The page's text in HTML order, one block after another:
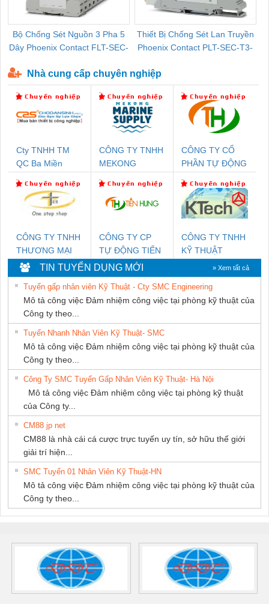
Bộ Chống Sét Nguồn 3 Pha 5
Dây Phoenix Contact FLT-SEC-
Thiết Bị Chống Sét Lan Truyền
Phoenix Contact PLT-SEC-T3-
Nhà cung cấp chuyên nghiệp
Cty TNHH TM
QC Ba Miền
CÔNG TY TNHH
MEKONG
SUPPLY
CÔNG TY CỔ
PHẦN TỰ ĐỘNG
CÔNG TY TNHH
THƯƠNG MẠI
THIÊN ÂN VIỆT
NAM
CÔNG TY CP
TỰ ĐỘNG TIẾN
HƯNG
CÔNG TY TNHH
KỸ THUẬT
KTECH VIỆT
NAM
TIN TUYỂN DỤNG MỚI » Xem tất cả
Tuyển gấp nhân viên Kỹ Thuật - Cty SMC Engineering
Mô tả công việc Đảm nhiệm công việc tại phòng kỹ thuật của
Công ty theo...
Tuyển Nhanh Nhân Viên Kỹ Thuật- SMC
Mô tả công việc Đảm nhiệm công việc tại phòng kỹ thuật của
Công ty theo...
Công Ty SMC Tuyển Gấp Nhân Viên Kỹ Thuật- Hà Nội
Mô tả công việc Đảm nhiệm công việc tại phòng kỹ thuật
của Công ty...
CM88 jp net
CM88 là nhà cái cá cược trực tuyến uy tín, sở hữu thế giới
giải trí hiện...
SMC Tuyển 01 Nhân Viên Kỹ Thuật-HN
Mô tả công việc Đảm nhiệm công việc tại phòng kỹ thuật của
Công ty theo...